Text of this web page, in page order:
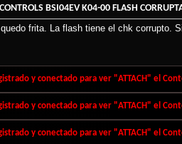
BSI04EV K04-00 FLASH
frita. La flash tiene el chk corrupto.
y conectado para ver "ATTACH" el
y conectado para ver "ATTACH" el
y conectado para ver "ATTACH" el